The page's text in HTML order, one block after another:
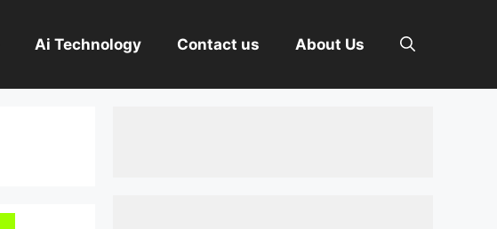
Ai Technology Contact us About Us